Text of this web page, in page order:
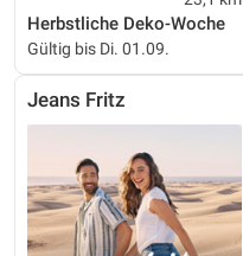
Herbstliche Deko-Woche
Gültig bis Di. 01.09.
Jeans Fritz